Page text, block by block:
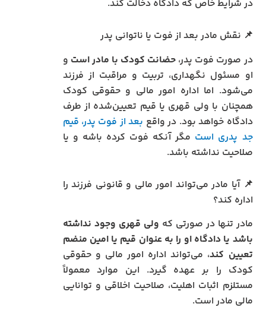
در شرایط خاص که دادگاه دخالت کند.
📌 نقش مادر بعد از فوت یا ناتوانی پدر
در صورت فوت پدر، حضانت کودک با مادر است و
او مسئول نگهداری، تربیت و مراقبت از فرزند
می‌شود. اما اداره امور مالی و حقوقی کودک
همچنان با ولی قهری یا قیم تعیین‌شده از طرف
دادگاه خواهد بود. در واقع بعد از فوت پدر، قیم
جد پدری است مگر آنکه فوت کرده باشه و یا
صلاحیت نداشته باشد.
📌 آیا مادر می‌تواند امور مالی و قانونی فرزند را
اداره کند؟
مادر تنها در صورتی که ولی قهری وجود نداشته
باشد یا دادگاه او را به عنوان قیم یا امین منضم
تعیین کند، می‌تواند اداره امور مالی و حقوقی
کودک را بر عهده گیرد. این موارد معمولاً
مستلزم اثبات اهلیت، صلاحیت اخلاقی و توانایی
مالی مادر است.